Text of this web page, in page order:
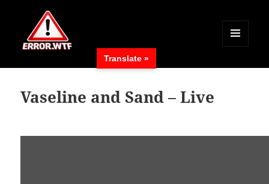
MENÜ
WIDGETS
Vaseline and Sand – Live
Translate »